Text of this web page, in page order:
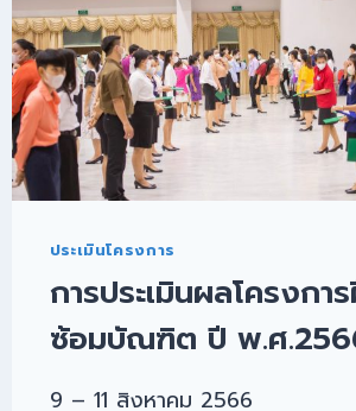
ประเมินโครงการ
การประเมินผลโครงกา
ซ้อมบัณฑิต ปี พ.ศ
9 – 11 สิงหาคม 2566